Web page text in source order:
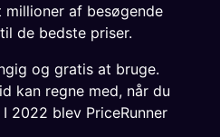
millioner af besøgende
de bedste priser.
og gratis at bruge.
kan regne med, når du
2022 blev PriceRunner